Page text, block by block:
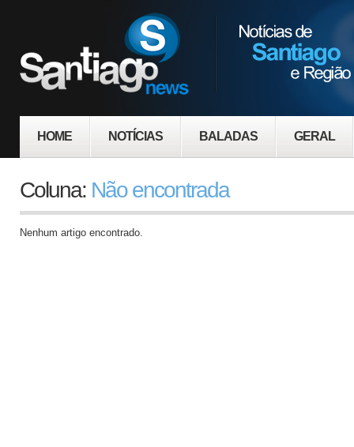
HOME NOTÍCIAS BALADAS GERAL
Coluna: Não encontrada
Nenhum artigo encontrado.